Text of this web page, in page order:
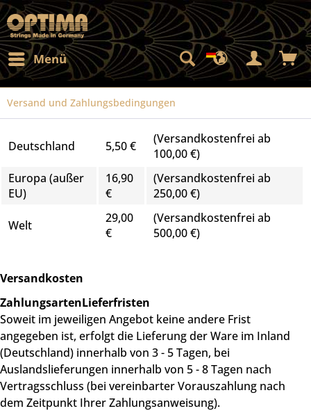
Menü
Versand und Zahlungsbedingungen
Deutschland 5,50 €
(Versandkostenfrei ab
100,00 €)
Europa (außer
EU)
16,90
€
(Versandkostenfrei ab
250,00 €)
Welt
29,00
€
(Versandkostenfrei ab
500,00 €)
Versandkosten
ZahlungsartenLieferfristen
Soweit im jeweiligen Angebot keine andere Frist
angegeben ist, erfolgt die Lieferung der Ware im Inland
(Deutschland) innerhalb von 3 - 5 Tagen, bei
Auslandslieferungen innerhalb von 5 - 8 Tagen nach
Vertragsschluss (bei vereinbarter Vorauszahlung nach
dem Zeitpunkt Ihrer Zahlungsanweisung).